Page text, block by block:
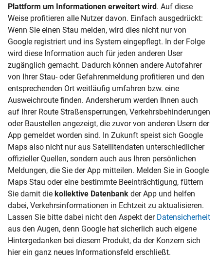
Plattform um Informationen erweitert wird. Auf diese
Weise profitieren alle Nutzer davon. Einfach ausgedrückt:
Wenn Sie einen Stau melden, wird dies nicht nur von
Google registriert und ins System eingepflegt. In der Folge
wird diese Information auch für jeden anderen User
zugänglich gemacht. Dadurch können andere Autofahrer
von Ihrer Stau- oder Gefahrenmeldung profitieren und den
entsprechenden Ort weitläufig umfahren bzw. eine
Ausweichroute finden. Andersherum werden Ihnen auch
auf Ihrer Route Straßensperrungen, Verkehrsbehinderungen
oder Baustellen angezeigt, die zuvor von anderen Usern der
App gemeldet worden sind. In Zukunft speist sich Google
Maps also nicht nur aus Satellitendaten unterschiedlicher
offizieller Quellen, sondern auch aus Ihren persönlichen
Meldungen, die Sie der App mitteilen. Melden Sie in Google
Maps Stau oder eine bestimmte Beeinträchtigung, füttern
Sie damit die kollektive Datenbank der App und helfen
dabei, Verkehrsinformationen in Echtzeit zu aktualisieren.
Lassen Sie bitte dabei nicht den Aspekt der Datensicherheit
aus den Augen, denn Google hat sicherlich auch eigene
Hintergedanken bei diesem Produkt, da der Konzern sich
hier ein ganz neues Informationsfeld erschließt.